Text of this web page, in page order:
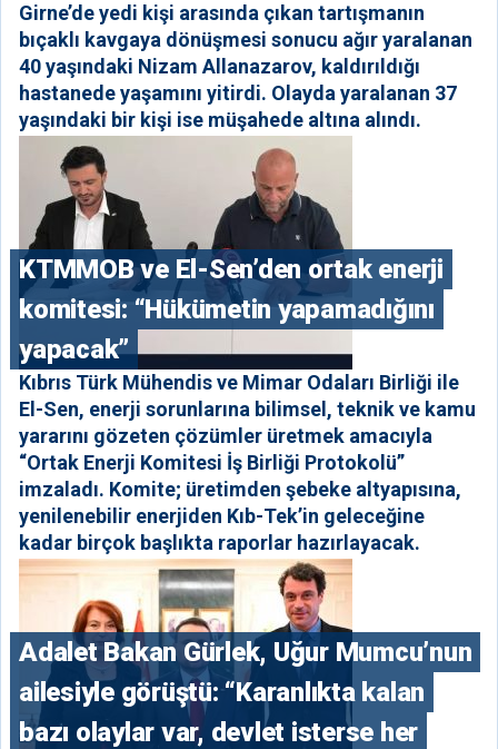
Girne’de yedi kişi arasında çıkan tartışmanın
bıçaklı kavgaya dönüşmesi sonucu ağır yaralanan
40 yaşındaki Nizam Allanazarov, kaldırıldığı
hastanede yaşamını yitirdi. Olayda yaralanan 37
yaşındaki bir kişi ise müşahede altına alındı.
KTMMOB ve El-Sen’den ortak enerji
komitesi: “Hükümetin yapamadığını
yapacak”
Kıbrıs Türk Mühendis ve Mimar Odaları Birliği ile
El-Sen, enerji sorunlarına bilimsel, teknik ve kamu
yararını gözeten çözümler üretmek amacıyla
“Ortak Enerji Komitesi İş Birliği Protokolü”
imzaladı. Komite; üretimden şebeke altyapısına,
yenilenebilir enerjiden Kıb-Tek’in geleceğine
kadar birçok başlıkta raporlar hazırlayacak.
Adalet Bakan Gürlek, Uğur Mumcu’nun
ailesiyle görüştü: “Karanlıkta kalan
bazı olaylar var, devlet isterse her